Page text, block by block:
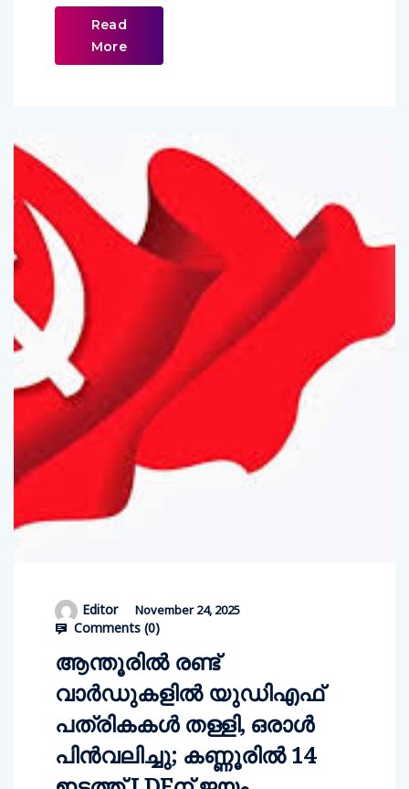
Read
More
Editor November 24, 2025
Comments (0)
ആന്തൂരിൽ രണ്ട്
വാർഡുകളിൽ യുഡിഎഫ്
പത്രികകൾ തള്ളി, ഒരാൾ
പിൻവലിച്ചു; കണ്ണൂരിൽ 14